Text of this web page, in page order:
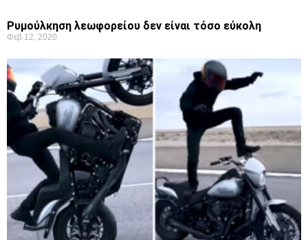
Ρυμούλκηση λεωφορείου δεν είναι τόσο εύκολη
Φεβ 12, 2020